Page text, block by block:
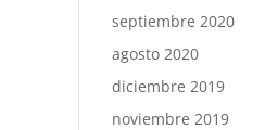
septiembre 2020
agosto 2020
diciembre 2019
noviembre 2019